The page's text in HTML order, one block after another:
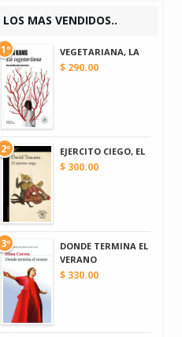
LOS MAS VENDIDOS..
VEGETARIANA, LA
$ 290.00
1º
EJERCITO CIEGO, EL
$ 300.00
2º
DONDE TERMINA EL
VERANO
$ 330.00
3º